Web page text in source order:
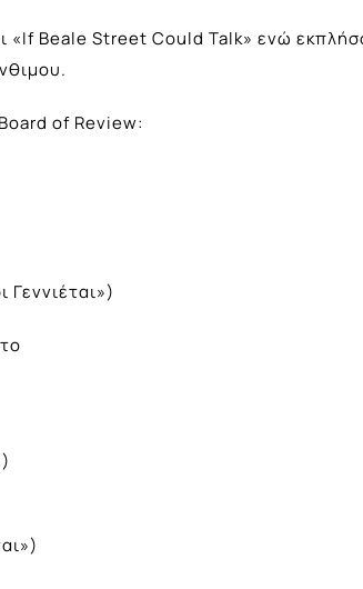
«If Beale Street Could Talk» ενώ
of Review: